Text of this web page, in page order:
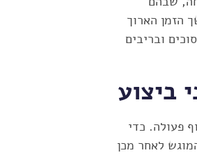
הזמן הארוך
ובריבים
ביצוע
פעולה. כדי
לאחר מכן